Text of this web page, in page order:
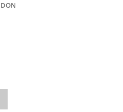
DON